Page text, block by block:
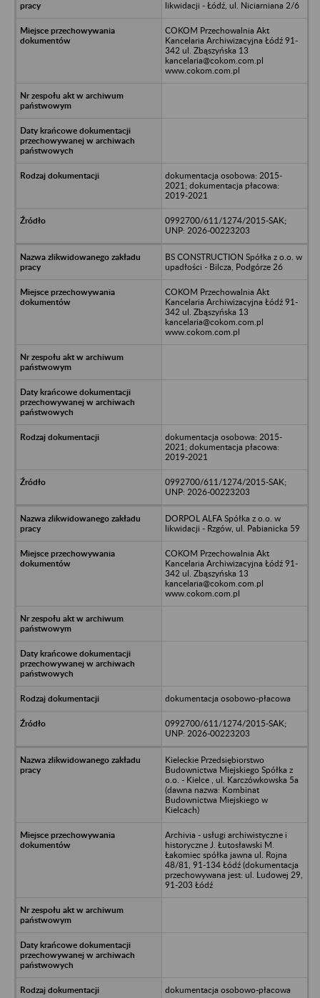
likwidacji - Łódź, ul. Niciarniana 2/6
COKOM Przechowalnia Akt
Kancelaria Archiwizacyjna Łódź 91-
342 ul. Zbąszyńska 13
kancelaria@cokom.com.pl
www.cokom.com.pl
dokumentacja osobowa: 2015-
2021; dokumentacja płacowa:
2019-2021
0992700/611/1274/2015-SAK;
UNP: 2026-00223203
BS CONSTRUCTION Spółka z o.o. w
upadłości - Bilcza, Podgórze 26
COKOM Przechowalnia Akt
Kancelaria Archiwizacyjna Łódź 91-
342 ul. Zbąszyńska 13
kancelaria@cokom.com.pl
www.cokom.com.pl
dokumentacja osobowa: 2015-
2021; dokumentacja płacowa:
2019-2021
0992700/611/1274/2015-SAK;
UNP: 2026-00223203
DORPOL ALFA Spółka z o.o. w
likwidacji - Rzgów, ul. Pabianicka 59
COKOM Przechowalnia Akt
Kancelaria Archiwizacyjna Łódź 91-
342 ul. Zbąszyńska 13
kancelaria@cokom.com.pl
www.cokom.com.pl
dokumentacja osobowo-płacowa
0992700/611/1274/2015-SAK;
UNP: 2026-00223203
Kieleckie Przedsiębiorstwo
Budownictwa Miejskiego Spółka z
o.o. - Kielce , ul. Karczówkowska 5a
(dawna nazwa: Kombinat
Budownictwa Miejskiego w
Kielcach)
Archivia - usługi archiwistyczne i
historyczne J. Łutosławski M.
Łakomiec spółka jawna ul. Rojna
48/81, 91-134 Łódź (dokumentacja
przechowywana jest: ul. Ludowej 29,
91-203 Łódź
dokumentacja osobowo-płacowa